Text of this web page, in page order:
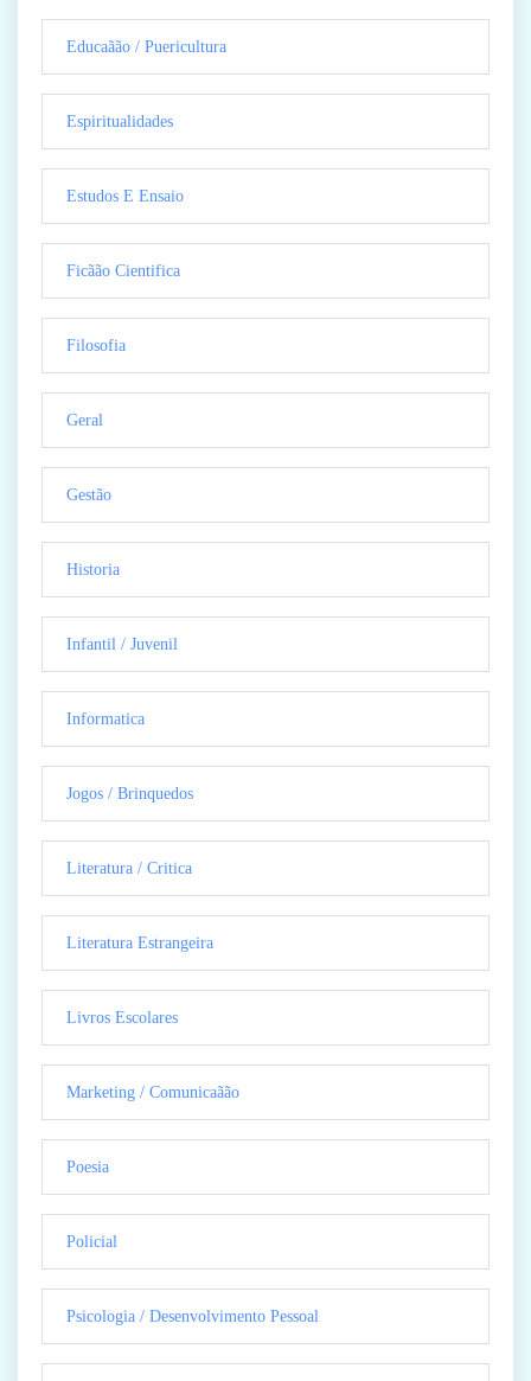
Educaãão / Puericultura
Espiritualidades
Estudos E Ensaio
Ficãão Cientifica
Filosofia
Geral
Gestão
Historia
Infantil / Juvenil
Informatica
Jogos / Brinquedos
Literatura / Critica
Literatura Estrangeira
Livros Escolares
Marketing / Comunicaãão
Poesia
Policial
Psicologia / Desenvolvimento Pessoal